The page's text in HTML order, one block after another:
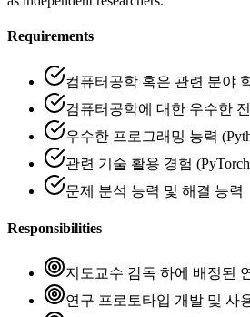
Requirements
컴퓨터공학 혹은 관련 분야
컴퓨터공학에 대한 우수한
우수한 프로그래밍 능력
관련 기술 활용 경험
문제 분석 능력 및 해결 능력
Responsibilities
지도교수 감독 하에 배정된
연구 프로토타입 개발 및 사